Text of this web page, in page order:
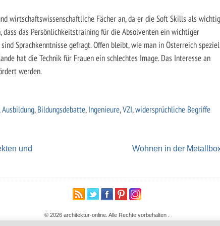
wirtschaftswissenschaftliche Fächer an, da er die Soft Skills als
das Persönlichkeitstraining für die Absolventen ein wichtiger
Sprachkenntnisse gefragt. Offen bleibt, wie man in Österreich
hat die Technik für Frauen ein schlechtes Image. Das Interesse an
werden.
Ausbildung,Bildungsdebatte,Ingenieure,VZI,widersprüchliche Begriffe
und
Wohnen in der
© 2026 architektur-online. Alle Rechte vorbehalten